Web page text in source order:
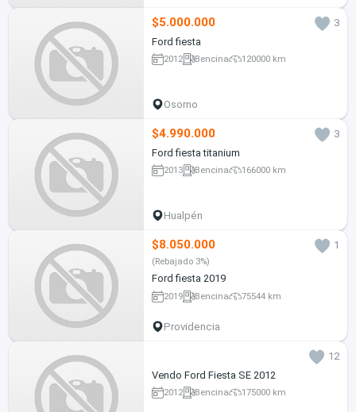
$5.000.000
3
Ford fiesta
2012 Bencina 120000 km
Osorno
$4.990.000
3
Ford fiesta titanium
2013 Bencina 166000 km
Hualpén
$8.050.000 1
(Rebajado 3%)
Ford fiesta 2019
2019 Bencina 75544 km
Providencia
12
Vendo Ford Fiesta SE 2012
2012 Bencina 175000 km